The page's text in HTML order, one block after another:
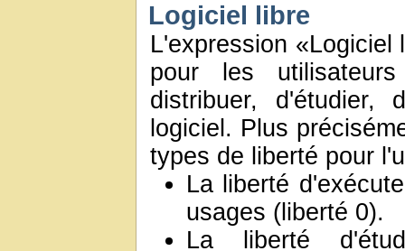
Logiciel libre
L'expression
pour les
distribuer, d'étudier,
logiciel. Plus
types de liberté pour
La liberté
usages (liberté 0).
La liberté